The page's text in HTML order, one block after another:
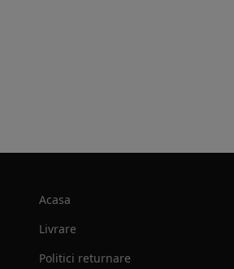
Acasa
Livrare
Politici returnare